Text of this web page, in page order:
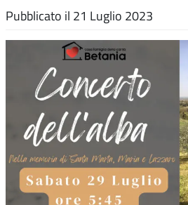
Pubblicato il 21 Luglio 2023